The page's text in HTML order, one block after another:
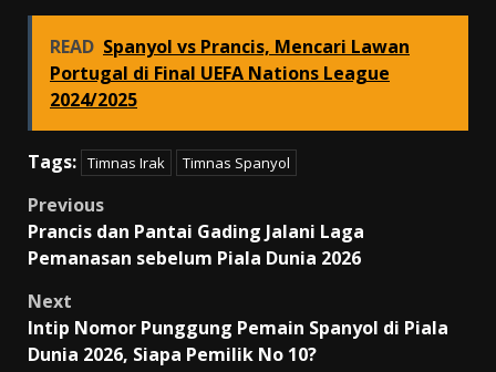
READ Spanyol vs Prancis, Mencari Lawan
Portugal di Final UEFA Nations League
2024/2025
Tags: Timnas Irak Timnas Spanyol
Post
navigation
Previous
Prancis dan Pantai Gading Jalani Laga
Pemanasan sebelum Piala Dunia 2026
Next
Intip Nomor Punggung Pemain Spanyol di Piala
Dunia 2026, Siapa Pemilik No 10?